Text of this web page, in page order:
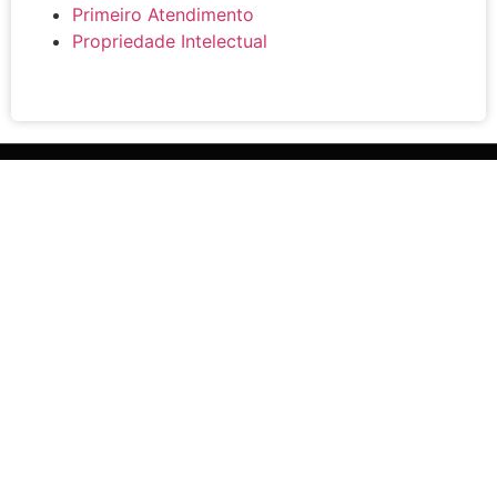
Primeiro Atendimento
Propriedade Intelectual